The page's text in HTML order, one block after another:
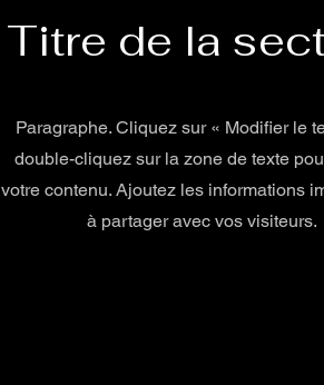
Titre de la
Paragraphe. Cliquez sur « Modifier le
double-cliquez sur la zone de texte
votre contenu. Ajoutez les informations
à partager avec vos visiteurs.